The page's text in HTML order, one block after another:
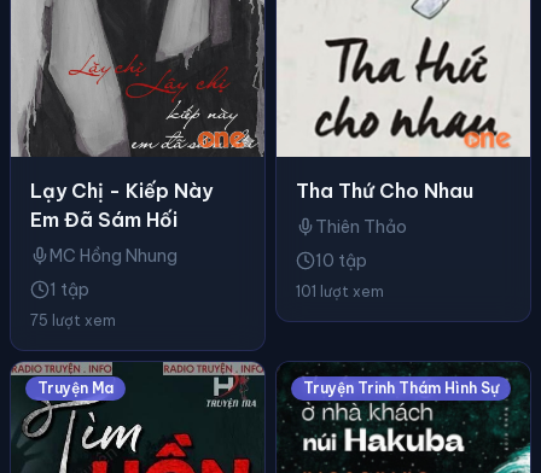
Lạy Chị - Kiếp Này
Em Đã Sám Hối
MC Hồng Nhung
1 tập
75 lượt xem
Tha Thứ Cho Nhau
Thiên Thảo
10 tập
101 lượt xem
Truyện Ma Truyện Trinh Thám Hình Sự